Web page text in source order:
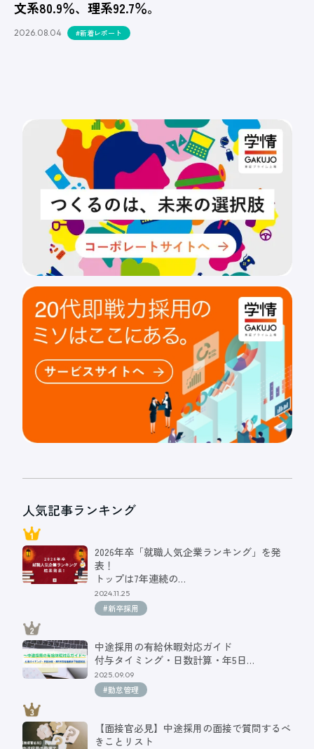
文系80.9％、理系92.7％。
2026.08.04 #新着レポート
人気記事ランキング
2026年卒「就職人気企業ランキング」を発
表！
トップは7年連続の…
2024.11.25
#新卒採用
中途採用の有給休暇対応ガイド
付与タイミング・日数計算・年5日…
2025.09.09
#勤怠管理
【面接官必見】中途採用の面接で質問するべ
きことリスト